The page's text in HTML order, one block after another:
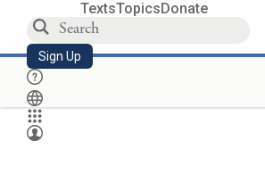
TextsTopicsDonate
Sign Up